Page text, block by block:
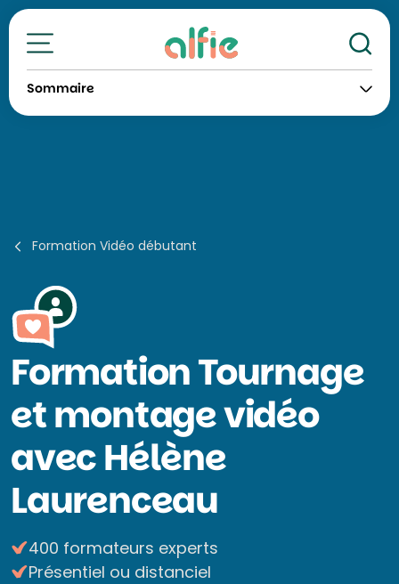
Toutes nos formations
Sommaire
Formation Vidéo débutant
FormationTournage
et montage vidéo
avec Hélène
Laurenceau
400 formateurs experts
Présentiel ou distanciel